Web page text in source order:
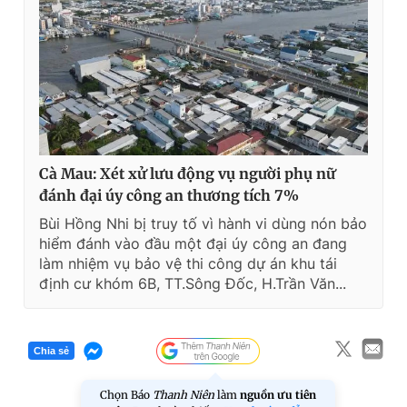
Cà Mau: Xét xử lưu động vụ người phụ nữ
đánh đại úy công an thương tích 7%
Bùi Hồng Nhi bị truy tố vì hành vi dùng nón bảo
hiểm đánh vào đầu một đại úy công an đang
làm nhiệm vụ bảo vệ thi công dự án khu tái
định cư khóm 6B, TT.Sông Đốc, H.Trần Văn...
Chia sẻ
Chọn Báo Thanh Niên làm nguồn ưu tiên